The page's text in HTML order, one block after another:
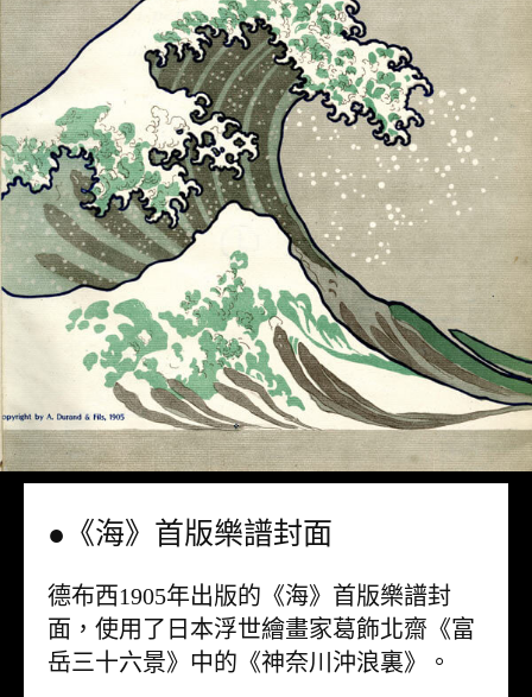
●《海》首版樂譜封面
德布西1905年出版的《海》首版樂譜封
面，使用了日本浮世繪畫家葛飾北齋《富
岳三十六景》中的《神奈川沖浪裏》。